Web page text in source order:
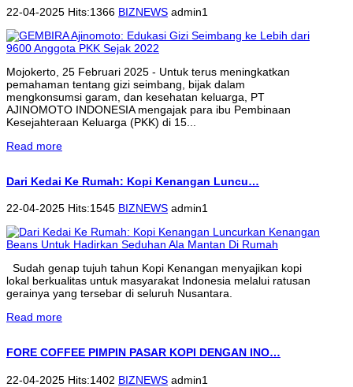
22-04-2025 Hits:1366 BIZNEWS admin1
Mojokerto, 25 Februari 2025 - Untuk terus meningkatkan
pemahaman tentang gizi seimbang, bijak dalam
mengkonsumsi garam, dan kesehatan keluarga, PT
AJINOMOTO INDONESIA mengajak para ibu Pembinaan
Kesejahteraan Keluarga (PKK) di 15...
Read more
Dari Kedai Ke Rumah: Kopi Kenangan Luncu…
22-04-2025 Hits:1545 BIZNEWS admin1
Sudah genap tujuh tahun Kopi Kenangan menyajikan kopi
lokal berkualitas untuk masyarakat Indonesia melalui ratusan
gerainya yang tersebar di seluruh Nusantara.
Read more
FORE COFFEE PIMPIN PASAR KOPI DENGAN INO…
22-04-2025 Hits:1402 BIZNEWS admin1